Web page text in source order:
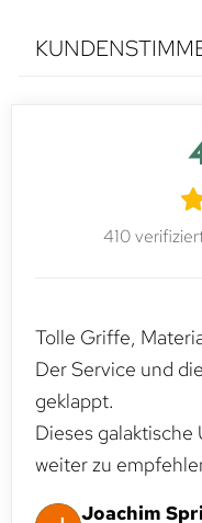
410
Tolle Griffe,
Der Service und
geklappt.
Dieses
weiter zu
Joachim